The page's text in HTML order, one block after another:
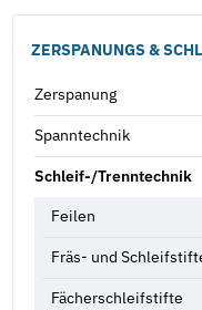
ZERSPANUNGS &
Zerspanung
Spanntechnik
Schleif-/Trenntechnik
Feilen
Fräs- und
Fächerschleifstifte